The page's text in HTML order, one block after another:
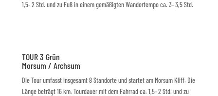
1,5- 2 Std. und zu Fuß in einem gemäßigten Wandertempo ca. 3- 3,5 Std.
TOUR 3 Grün
Morsum / Archsum
Die Tour umfasst insgesamt 8 Standorte und startet am Morsum Kliff. Die
Länge beträgt 16 km. Tourdauer mit dem Fahrrad ca. 1,5- 2 Std. und zu